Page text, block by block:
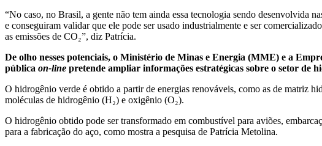
“No caso, no Brasil, a gente não tem ainda essa tecnologia sendo desenvolvida
e conseguiram validar que ele pode ser usado industrialmente e ser
as emissões de CO₂”, diz Patrícia.
De olho nesses potenciais, o Ministério de Minas e Energia (MME) e a
pública on-line pretende ampliar informações estratégicas sobre o setor de
O hidrogênio verde é obtido a partir de energias renováveis, como as de matriz
moléculas de hidrogênio (H₂) e oxigênio (O₂).
O hidrogênio obtido pode ser transformado em combustível para aviões,
para a fabricação do aço, como mostra a pesquisa de Patrícia Metolina.